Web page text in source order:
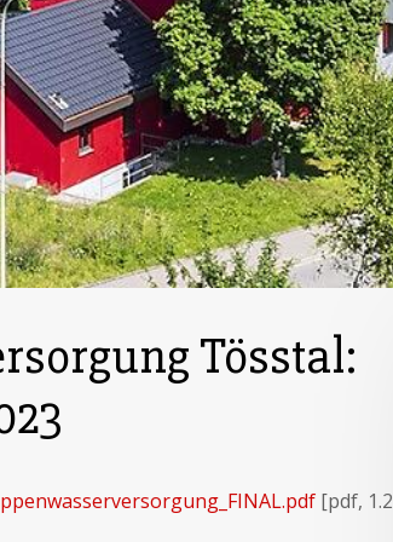
Tösstal:
[pdf, 1.2